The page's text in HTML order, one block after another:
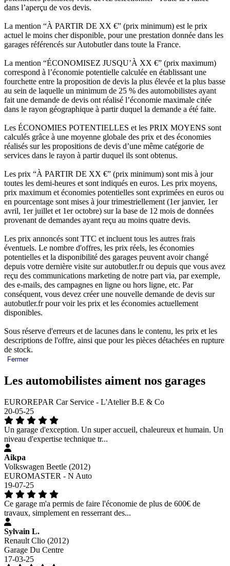
dans l’aperçu de vos devis.
La mention “À PARTIR DE XX €” (prix minimum) est le prix
actuel le moins cher disponible, pour une prestation donnée dans les
garages référencés sur Autobutler dans toute la France.
La mention “ÉCONOMISEZ JUSQU’À XX €” (prix maximum)
correspond à l’économie potentielle calculée en établissant une
fourchette entre la proposition de devis la plus élevée et la plus basse
au sein de laquelle un minimum de 25 % des automobilistes ayant
fait une demande de devis ont réalisé l’économie maximale citée
dans le rayon géographique à partir duquel la demande a été faite.
Les ÉCONOMIES POTENTIELLES et les PRIX MOYENS sont
calculés grâce à une moyenne globale des prix et des économies
réalisés sur les propositions de devis d’une même catégorie de
services dans le rayon à partir duquel ils sont obtenus.
Les prix “À PARTIR DE XX €” (prix minimum) sont mis à jour
toutes les demi-heures et sont indiqués en euros. Les prix moyens,
prix maximum et économies potentielles sont exprimées en euros ou
en pourcentage sont mises à jour trimestriellement (1er janvier, 1er
avril, 1er juillet et 1er octobre) sur la base de 12 mois de données
provenant de demandes ayant reçu au moins quatre devis.
Les prix annoncés sont TTC et incluent tous les autres frais
éventuels. Le nombre d'offres, les prix réels, les économies
potentielles et la disponibilité des garages peuvent avoir changé
depuis votre dernière visite sur autobutler.fr ou depuis que vous avez
reçu des communications marketing de notre part via, par exemple,
des e-mails, des campagnes en ligne ou hors ligne, etc. Par
conséquent, vous devez créer une nouvelle demande de devis sur
autobutler.fr pour voir les prix et les économies actuellement
disponibles.
Sous réserve d'erreurs et de lacunes dans le contenu, les prix et les
descriptions de l'offre, ainsi que pour les pièces détachées en rupture
de stock.
Fermer
Les automobilistes aiment nos garages
EUROREPAR Car Service - L'Atelier B.E & Co
20-05-25
Un garage d'exception. Un super accueil, chaleureux et humain. Un
niveau d'expertise technique tr...
Aikpa
Volkswagen Beetle (2012)
EUROMASTER - N Auto
19-07-25
Ce garage m'a permis de faire l'économie de plus de 600€ de
travaux, simplement en resserrant des...
Sylvain L.
Renault Clio (2012)
Garage Du Centre
17-03-25